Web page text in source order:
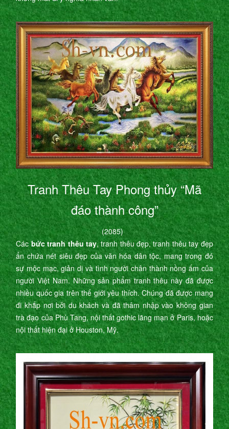
Tranh Thêu Tay Phong thủy “Mã
đáo thành công”
(2085)
Cácbức tranh thêu tay, tranh thêu đẹp, tranh thêu tay đẹp
ẩn chứa nét siêu đẹp của văn hóa dân tộc, mang trong đó
sự mộc mạc, giản dị và tình người chân thành nồng ấm của
người Việt Nam. Những sản phẩm tranh thêu này đã được
nhiều quốc gia trên thế giới yêu thích. Chúng đã được mang
đi khắp nơi bởi du khách và đã thâm nhập vào không gian
trà đạo của Phù Tang, nội thất gothic lãng mạn ở Paris, hoặc
nội thất hiện đại ở Houston, Mỹ.